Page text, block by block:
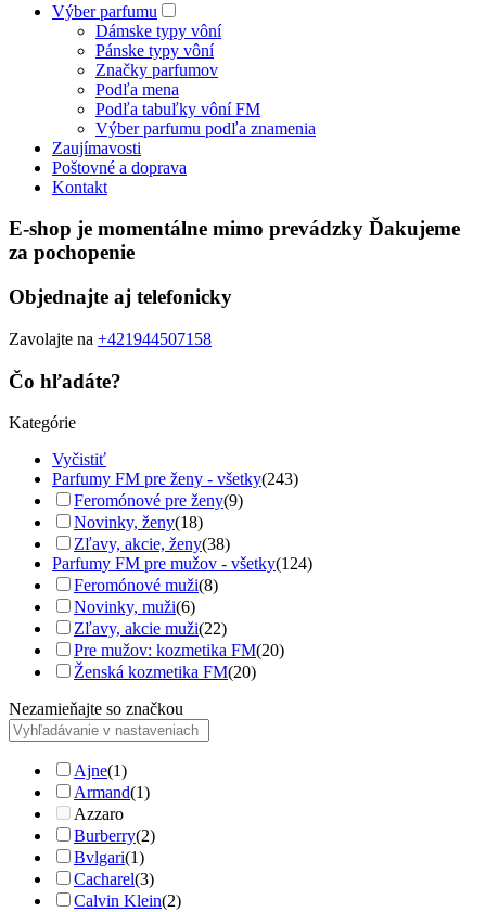
Výber parfumu
Dámske typy vôní
Pánske typy vôní
Značky parfumov
Podľa mena
Podľa tabuľky vôní FM
Výber parfumu podľa znamenia
Zaujímavosti
Poštovné a doprava
Kontakt
E-shop je momentálne mimo prevádzky Ďakujeme
za pochopenie
Objednajte aj telefonicky
Zavolajte na +421944507158
Čo hľadáte?
Kategórie
Vyčistiť
Parfumy FM pre ženy - všetky(243)
Feromónové pre ženy(9)
Novinky, ženy(18)
Zľavy, akcie, ženy(38)
Parfumy FM pre mužov - všetky(124)
Feromónové muži(8)
Novinky, muži(6)
Zľavy, akcie muži(22)
Pre mužov: kozmetika FM(20)
Ženská kozmetika FM(20)
Nezamieňajte so značkou
Ajne(1)
Armand(1)
Azzaro
Burberry(2)
Bvlgari(1)
Cacharel(3)
Calvin Klein(2)